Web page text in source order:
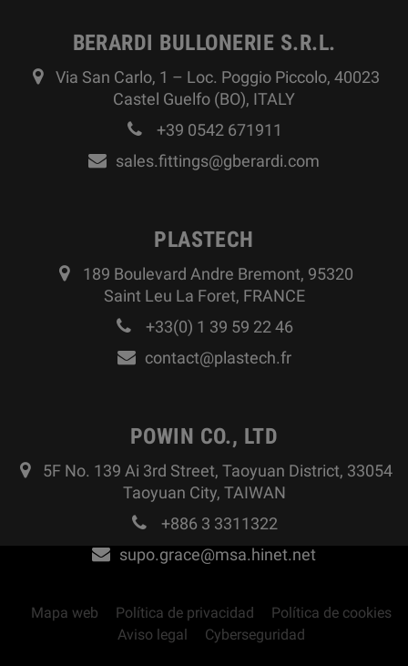
BERARDI BULLONERIE S.R.L.
Via San Carlo, 1 – Loc. Poggio Piccolo, 40023
Castel Guelfo (BO), ITALY
+39 0542 671911
sales.fittings@gberardi.com
PLASTECH
189 Boulevard Andre Bremont, 95320
Saint Leu La Foret, FRANCE
+33(0) 1 39 59 22 46
contact@plastech.fr
POWIN CO., LTD
5F No. 139 Ai 3rd Street, Taoyuan District, 33054
Taoyuan City, TAIWAN
+886 3 3311322
supo.grace@msa.hinet.net
Mapa web Política de privacidad
Política de cookies
Aviso legal
Cyberseguridad